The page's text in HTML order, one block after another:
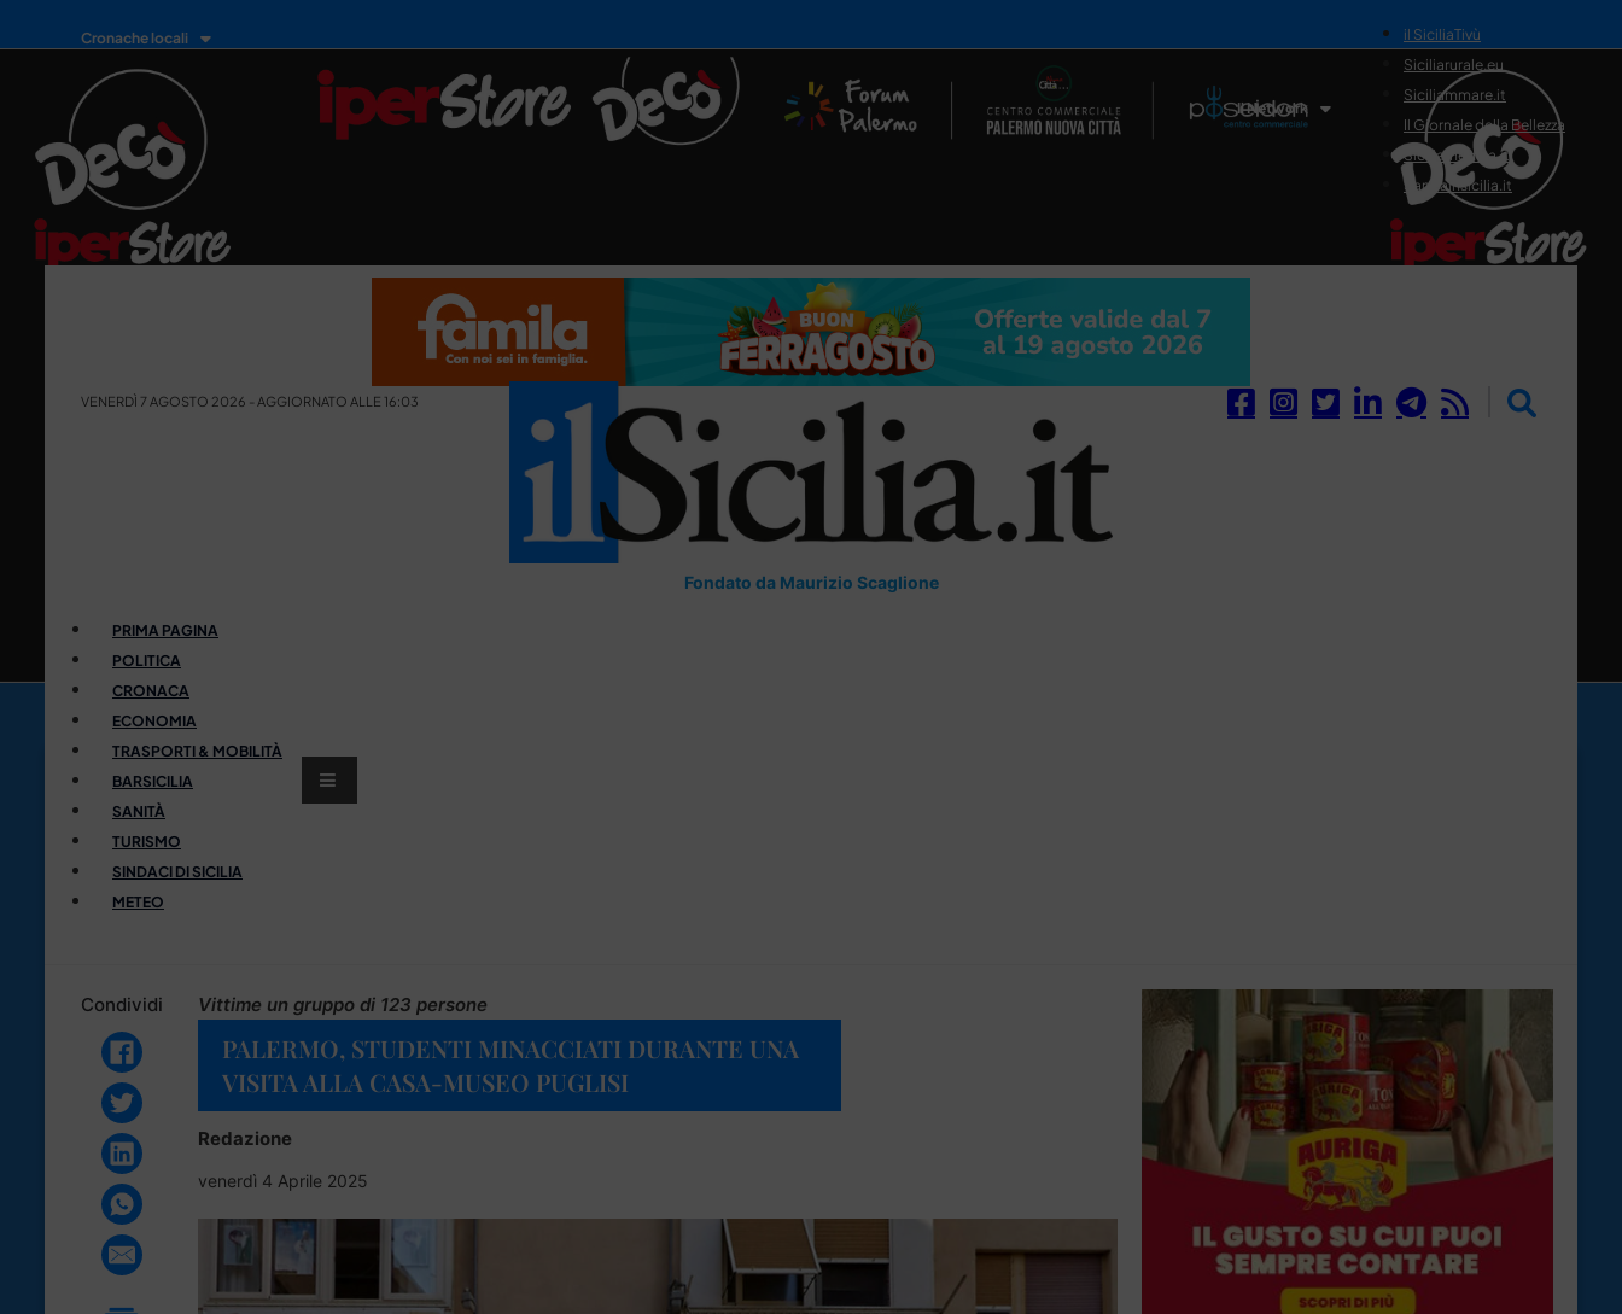
Cronache locali
Il Network
il SiciliaTivù
Siciliarurale.eu
Siciliammare.it
Il Giornale della Bellezza
Siciliamedica.it
Sanitainsicilia.it
VENERDÌ 7 AGOSTO 2026 - AGGIORNATO ALLE 16:03
Fondato da Maurizio Scaglione
PRIMA PAGINA
POLITICA
CRONACA
ECONOMIA
TRASPORTI & MOBILITÀ
BARSICILIA
SANITÀ
TURISMO
SINDACI DI SICILIA
METEO
Condividi Vittime un gruppo di 123 persone
PALERMO, STUDENTI MINACCIATI DURANTE UNA
VISITA ALLA CASA-MUSEO PUGLISI
Redazione
venerdì 4 Aprile 2025